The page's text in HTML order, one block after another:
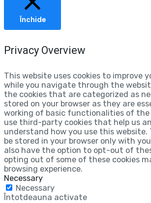
Închide
Privacy Overview
This website uses cookies to improve
while you navigate through the
the cookies that are categorized as
stored on your browser as they are
working of basic functionalities of the
use third-party cookies that help us
understand how you use this website.
be stored in your browser only with
also have the option to opt-out of
opting out of some of these cookies
browsing experience.
Necessary
Necessary
Întotdeauna activate